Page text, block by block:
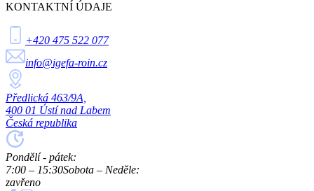
KONTAKTNÍ ÚDAJE
+420 475 522 077
info@igefa-roin.cz
Předlická 463/9A,
400 01 Ústí nad Labem
Česká republika
Pondělí - pátek:
7:00 – 15:30Sobota – Neděle:
zavřeno